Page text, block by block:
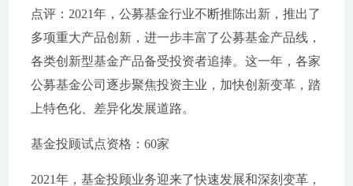
点评：2021年，公募基金行业不断推陈出新，推出了
多项重大产品创新，进一步丰富了公募基金产品线，
各类创新型基金产品备受投资者追捧。这一年，各家
公募基金公司逐步聚焦投资主业，加快创新变革，踏
上特色化、差异化发展道路。
基金投顾试点资格：60家
2021年，基金投顾业务迎来了快速发展和深刻变革，